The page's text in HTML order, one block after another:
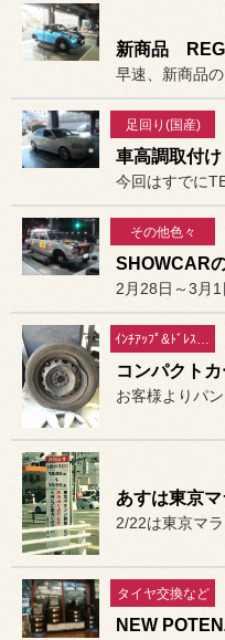
新商品
足回り(国産)
車高調取付
その他色々
SHOWCAR
ｲﾝﾁｱｯﾌﾟ&ﾄﾞﾚｽｱｯﾌﾟ
コンパクト
タイヤ交換など